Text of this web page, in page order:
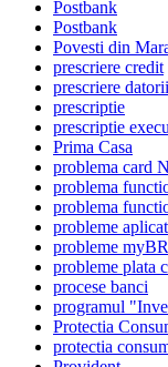
Postbank
Postbank
Povesti din
prescriere credit
prescriere datorii
prescriptie
prescriptie
Prima Casa
problema card
problema
problema
probleme
probleme
probleme plata
procese banci
programul
Protectia
protectia